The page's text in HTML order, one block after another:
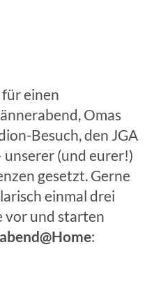
einen
Omas
Besuch, den JGA
unserer (und eurer!)
gesetzt. Gerne
einmal drei
vor und starten
: